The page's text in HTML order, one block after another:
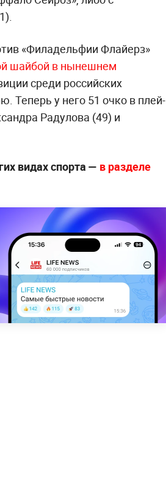
«Филадельфии Флайерз»
шайбой в нынешнем
среди российских
Теперь у него 51 очко в плей-
Радулова (49) и
видах спорта — в разделе